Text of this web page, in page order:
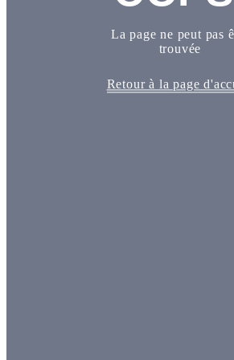
La page ne peut pas
trouvée
Retour à la page